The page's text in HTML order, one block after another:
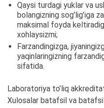
Qaysi turdagi yuklar va
bolangizning sog’lig’iga
maksimal foyda
xohlaysizmi;
Farzandingizga,
yaqinlaringizning
sifatida.
Laboratoriya to’liq
Xulosalar batafsil va